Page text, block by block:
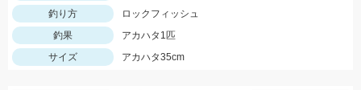
釣り方
ロックフィッシュ
釣果
アカハタ1匹
サイズ
アカハタ35cm